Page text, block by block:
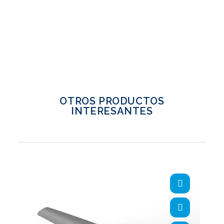
OTROS PRODUCTOS
INTERESANTES